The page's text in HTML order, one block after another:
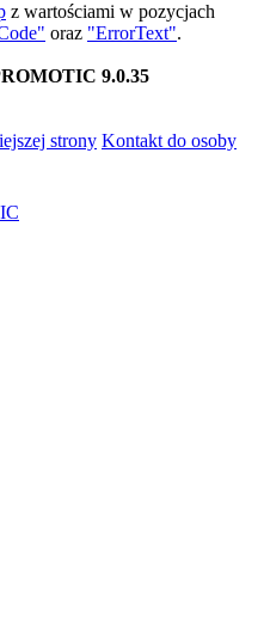
z wartościami w pozycjach
oraz "ErrorText".
9.0.35
strony Kontakt do osoby